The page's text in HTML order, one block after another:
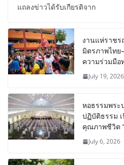
แถลงข่าวได้รับเกียรติจาก
งานแห่ราชร
มิตรภาพไทย
ความร่วมมื
July 19, 2026
หอธรรมพระ
ปฏิบัติธรรม
คุณภาพชีวิต
July 6, 2026